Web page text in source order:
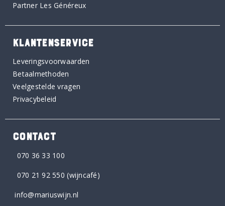
Partner Les Généreux
KLANTENSERVICE
Leveringsvoorwaarden
Betaalmethoden
Veelgestelde vragen
Privacybeleid
CONTACT
070 36 33 100
070 21 92 550 (wijncafé)
info@mariuswijn.nl